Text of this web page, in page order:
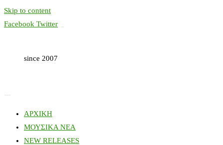
Skip to content
Facebook Twitter
since 2007
ΑΡΧΙΚΗ
ΜΟΥΣΙΚΑ ΝΕΑ
NEW RELEASES